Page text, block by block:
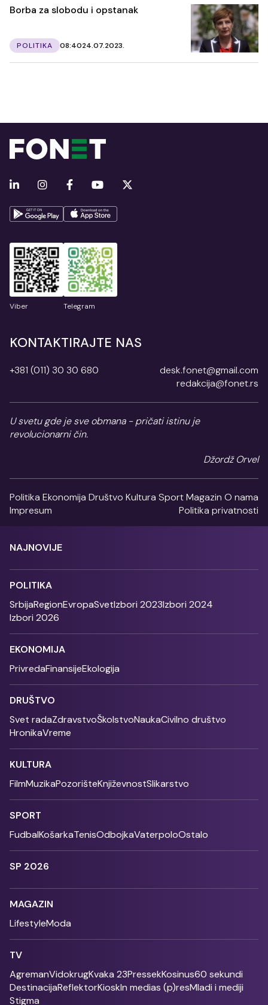
Borba za slobodu i opstanak
POLITIKA 08:4024.07.2023.
Viber Telegram
KONTAKTIRAJTE NAS
+381 (011) 30 30 680
desk.fonet@gmail.com
redakcija@fonet.rs
U svetu gde je sve obmana - pričati istinu je
revolucionarni čin.
Džordž Orvel
Politika Ekonomija Društvo Kultura SportMagazin O nama
Impresum
Politika privatnosti
NAJNOVIJE
POLITIKA
SrbijaRegionEvropaSvetIzbori 2023Izbori 2024
Izbori 2026
EKONOMIJA
PrivredaFinansijeEkologija
DRUŠTVO
Svet radaZdravstvoŠkolstvoNaukaCivilno društvo
HronikaVreme
KULTURA
FilmMuzikaPozorišteKnjiževnostSlikarstvo
SPORT
FudbalKošarkaTenisOdbojkaVaterpoloOstalo
SP 2026
MAGAZIN
LifestyleModa
TV
AgremanVidokrugKvaka 23PressekKosinus60 sekundi
DestinacijaReflektorKioskIn medias (p)resMladi i mediji
Stigma